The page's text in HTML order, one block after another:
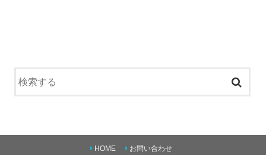
HOME お問い合わせ